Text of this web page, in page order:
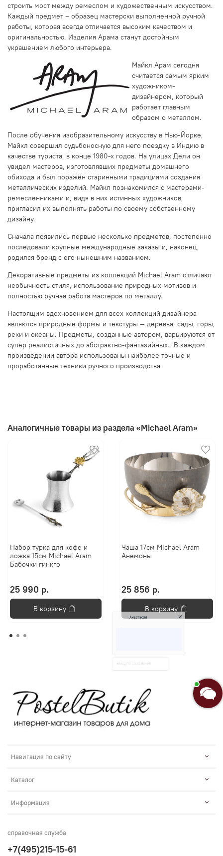
строить мост между ремеслом и художественным искусством.
Каждый предмет – образец мастерски выполненной ручной
работы, которая всегда отличается высоким качеством и
оригинальностью. Изделия Арама станут достойным
украшением любого интерьера.
Майкл Арам сегодня
считается самым ярким
художником-
дизайнером, который
работает главным
образом с металлом.
После обучения изобразительному искусству в Нью-Йорке,
Майкл совершил судьбоносную для него поездку в Индию в
качестве туриста, в конце 1980-х годов. На улицах Дели он
увидел мастеров, изготовлявших предметы домашнего
обихода и был поражён старинными традициями создания
металлических изделий. Майкл познакомился с мастерами-
ремесленниками и, видя в них истинных художников,
пригласил их выполнять работы по своему собственному
дизайну.
Сначала появились первые несколько предметов, постепенно
последовали крупные международные заказы и, наконец,
родился бренд с его нынешним названием.
Декоративные предметы из коллекций Michael Aram отличают
необычность стиля, использование природных мотивов и
полностью ручная работа мастеров по металлу.
Настоящим вдохновением для всех коллекций дизайнера
являются природные формы и текстуры — деревья, сады, горы,
реки и океаны. Предметы, созданные автором, варьируются от
супер реалистичных до абстрактно-фантазийных. В каждом
произведении автора использованы наиболее точные и
проработанные техники ручного производства
Аналогичные товары из раздела «Michael Aram»
Набор турка для кофе и
ложка 15см Michael Aram
Бабочки гинкго
25 990 р.
В корзину
Чаша 17см Michael Aram
Анемоны
25 856 р.
В корзину
Навигация по сайту
Каталог
Информация
справочная служба
+7(495)215-15-61
Введите сообщение
Анастасия